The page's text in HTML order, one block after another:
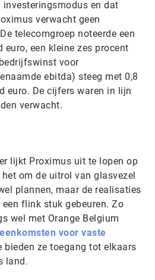
en dat
verwacht geen
telecomgroep noteerde een
een kleine zes procent
voor
ebitda) steeg met 0,8
euro. De cijfers waren in lijn
verwacht.
lijkt Proximus uit te lopen op
om de uitrol van glasvezel
plannen, maar de realisaties
flink stuk gebeuren. Zo
wel met Orange Belgium
voor vaste
bieden ze toegang tot elkaars
land.